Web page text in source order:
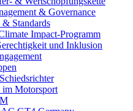
& Governance
Standards
Impact-Programm
und Inklusion​
im Motorsport